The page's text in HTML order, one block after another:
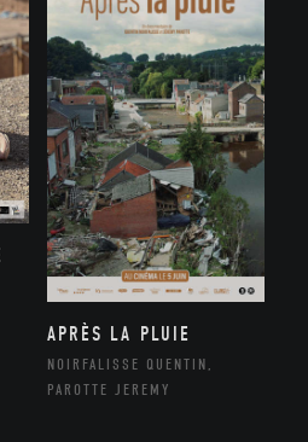
APRÈS LA PLUIE
NOIRFALISSE QUENTIN,
PAROTTE JEREMY